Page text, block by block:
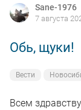
Sane-1976
7 августа
Обь, щуки!
Вести
Всем